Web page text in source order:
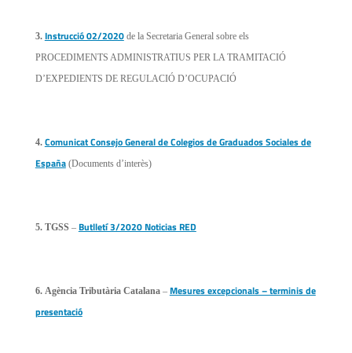
3. Instrucció 02/2020de la Secretaria General sobre els
PROCEDIMENTS ADMINISTRATIUS PER LA TRAMITACIÓ
D’EXPEDIENTS DE REGULACIÓ D’OCUPACIÓ
4. Comunicat Consejo General de Colegios de Graduados Sociales de
España(Documents d’interès)
5. TGSS – Butlletí 3/2020 Noticias RED
6. Agència Tributària Catalana– Mesures excepcionals – terminis de
presentació